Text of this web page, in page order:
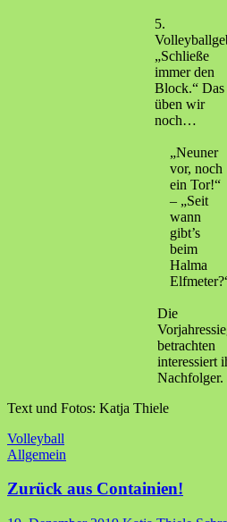
5.
„Schließe
immer den
Block.“ Das
üben wir
noch…
„Neuner
vor, noch
ein Tor!“
– „Seit
wann
gibt’s
beim
Halma
Die
betrachten
interessiert
Nachfolger.
Text und Fotos: Katja Thiele
Volleyball
Allgemein
Zurück aus Containien!